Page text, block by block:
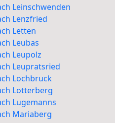
Leinschwenden
Lenzfried
Letten
Leubas
Leupolz
Leupratsried
Lochbruck
Lotterberg
Lugemanns
Mariaberg